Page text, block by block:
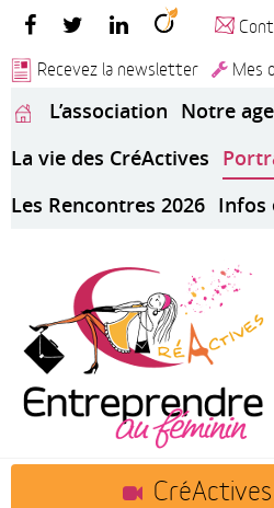
Recevez la newsletter
Mes
L’association Notre
La vie des CréActives
Les Rencontres 2026 Infos